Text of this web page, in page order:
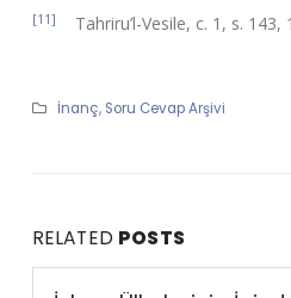
[11] Tahriru’l-Vesile, c. 1, s. 143,
İnanç, Soru Cevap Arşivi
RELATED POSTS